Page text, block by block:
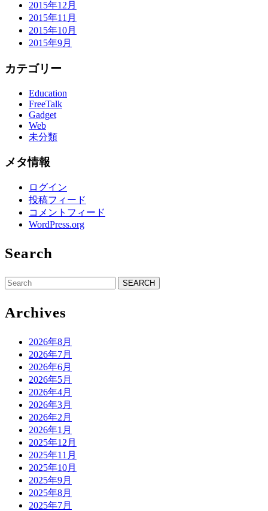
2015年12月
2015年11月
2015年10月
2015年9月
カテゴリー
Education
FreeTalk
Gadget
Web
未分類
メタ情報
ログイン
投稿フィード
コメントフィード
WordPress.org
Search
Search
for:
Archives
2026年8月
2026年7月
2026年6月
2026年5月
2026年4月
2026年3月
2026年2月
2026年1月
2025年12月
2025年11月
2025年10月
2025年9月
2025年8月
2025年7月